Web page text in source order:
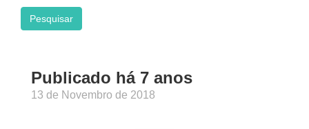
Pesquisar
Publicado há 7 anos
13 de Novembro de 2018